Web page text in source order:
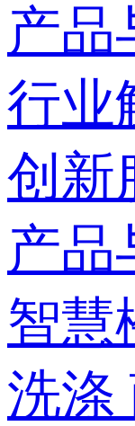
产品
行业
创新
产品
智慧
洗涤